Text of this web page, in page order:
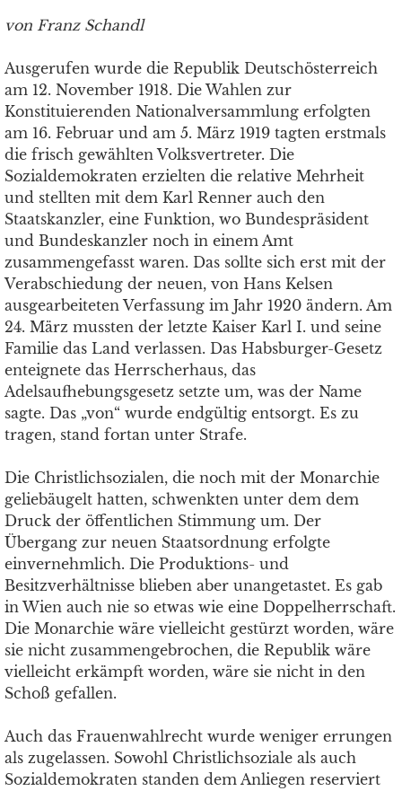
von Franz Schandl
Ausgerufen wurde die Republik Deutschösterreich
am 12. November 1918. Die Wahlen zur
Konstituierenden Nationalversammlung erfolgten
am 16. Februar und am 5. März 1919 tagten erstmals
die frisch gewählten Volksvertreter. Die
Sozialdemokraten erzielten die relative Mehrheit
und stellten mit dem Karl Renner auch den
Staatskanzler, eine Funktion, wo Bundespräsident
und Bundeskanzler noch in einem Amt
zusammengefasst waren. Das sollte sich erst mit der
Verabschiedung der neuen, von Hans Kelsen
ausgearbeiteten Verfassung im Jahr 1920 ändern. Am
24. März mussten der letzte Kaiser Karl I. und seine
Familie das Land verlassen. Das Habsburger-Gesetz
enteignete das Herrscherhaus, das
Adelsaufhebungsgesetz setzte um, was der Name
sagte. Das „von“ wurde endgültig entsorgt. Es zu
tragen, stand fortan unter Strafe.
Die Christlichsozialen, die noch mit der Monarchie
geliebäugelt hatten, schwenkten unter dem dem
Druck der öffentlichen Stimmung um. Der
Übergang zur neuen Staatsordnung erfolgte
einvernehmlich. Die Produktions- und
Besitzverhältnisse blieben aber unangetastet. Es gab
in Wien auch nie so etwas wie eine Doppelherrschaft.
Die Monarchie wäre vielleicht gestürzt worden, wäre
sie nicht zusammengebrochen, die Republik wäre
vielleicht erkämpft worden, wäre sie nicht in den
Schoß gefallen.
Auch das Frauenwahlrecht wurde weniger errungen
als zugelassen. Sowohl Christlichsoziale als auch
Sozialdemokraten standen dem Anliegen reserviert